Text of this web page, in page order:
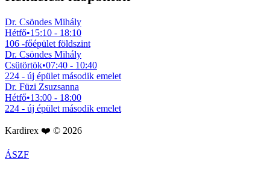
Dr. Csöndes Mihály
Hétfő•15:10 - 18:10
106 -főépület földszint
Dr. Csöndes Mihály
Csütörtök•07:40 - 10:40
224 - új épület második emelet
Dr. Füzi Zsuzsanna
Hétfő•13:00 - 18:00
224 - új épület második emelet
Kardirex ❤️ © 2026
ÁSZF